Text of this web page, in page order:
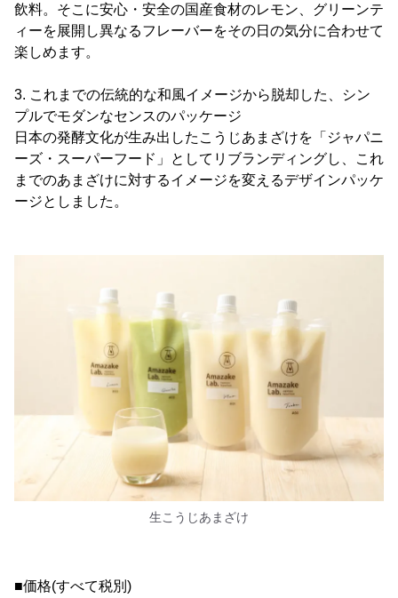
飲料。そこに安心・安全の国産食材のレモン、グリーンテ
ィーを展開し異なるフレーバーをその日の気分に合わせて
楽しめます。
3. これまでの伝統的な和風イメージから脱却した、シン
プルでモダンなセンスのパッケージ
日本の発酵文化が生み出したこうじあまざけを「ジャパニ
ーズ・スーパーフード」としてリブランディングし、これ
までのあまざけに対するイメージを変えるデザインパッケ
ージとしました。
生こうじあまざけ
■価格(すべて税別)